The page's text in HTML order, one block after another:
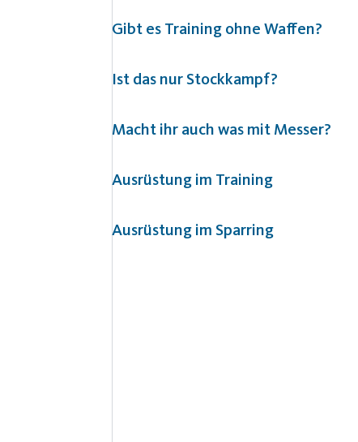
Gibt es Training ohne Waffen?
Ist das nur Stockkampf?
Macht ihr auch was mit Messer?
Ausrüstung im Training
Ausrüstung im Sparring